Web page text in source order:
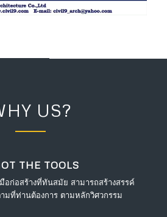
US?
THE TOOLS
อก่อสร้างที่ทันสมัย สามารถสร้างสรรค์
มที่ท่านต้องการ ตามหลักวิศวกรรม